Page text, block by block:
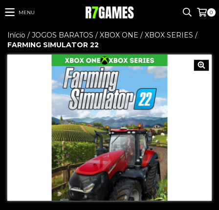
MENU 0
Início / JOGOS BARATOS / XBOX ONE / XBOX SERIES /
FARMING SIMULATOR 22